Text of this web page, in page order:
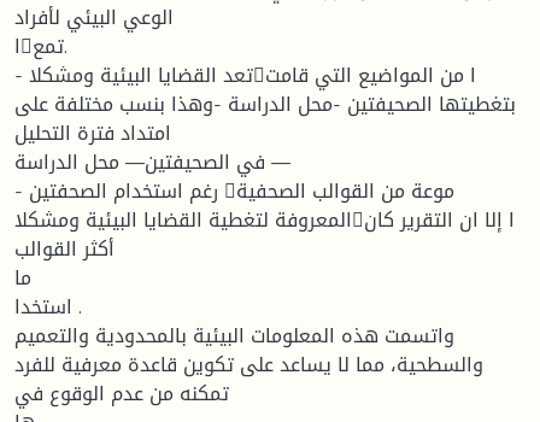
الوعي البيئي لأفراد
اتمع.
- تعد القضايا البيئية ومشكلاا من المواضيع التي قامت
بتغطيتها الصحيفتين -محل الدراسة -وهذا بنسب مختلفة على
امتداد فترة التحليل
في الصحيفتين— محل الدراسة —
- رغم استخدام الصحفتين موعة من القوالب الصحفية
المعروفة لتغطية القضايا البيئية ومشكلاا إلا ان التقرير كان
أكثر القوالب
ما
استخدا .
واتسمت هذه المعلومات البيئية بالمحدودية والتعميم
والسطحية، مما لا يساعد على تكوين قاعدة معرفية للفرد
تمكنه من عدم الوقوع في